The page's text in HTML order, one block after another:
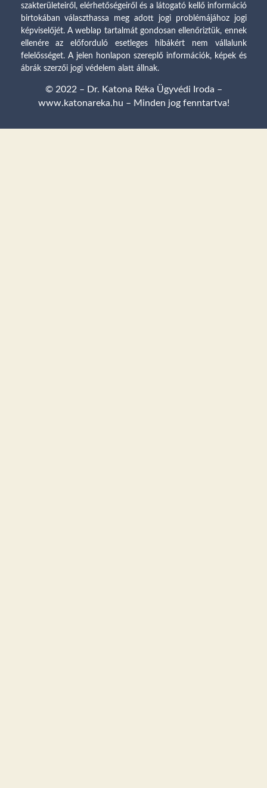
szakterületeiről, elérhetőségeiről és a látogató kellő információ
birtokában választhassa meg adott jogi problémájához jogi
képviselőjét. A weblap tartalmát gondosan ellenőriztük, ennek
ellenére az előforduló esetleges hibákért nem vállalunk
felelősséget. A jelen honlapon szereplő információk, képek és
ábrák szerzői jogi védelem alatt állnak.
© 2022 – Dr. Katona Réka Ügyvédi Iroda –
www.katonareka.hu – Minden jog fenntartva!